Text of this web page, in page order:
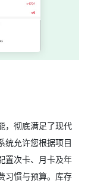
，彻底满足了现代
统允许您根据项目
置次卡、月卡及年
习惯与预算。库存